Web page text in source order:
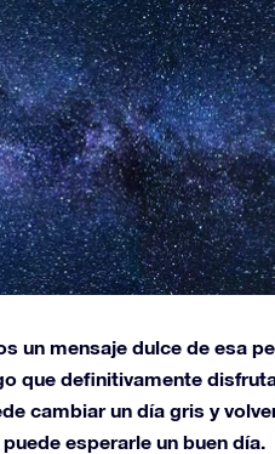
un mensaje dulce de esa
que definitivamente
cambiar un día gris y
esperarle un buen día.